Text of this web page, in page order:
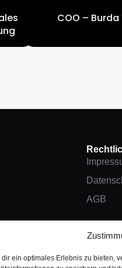
dir ein optimales Erlebnis zu bieten,
COO –
AGB